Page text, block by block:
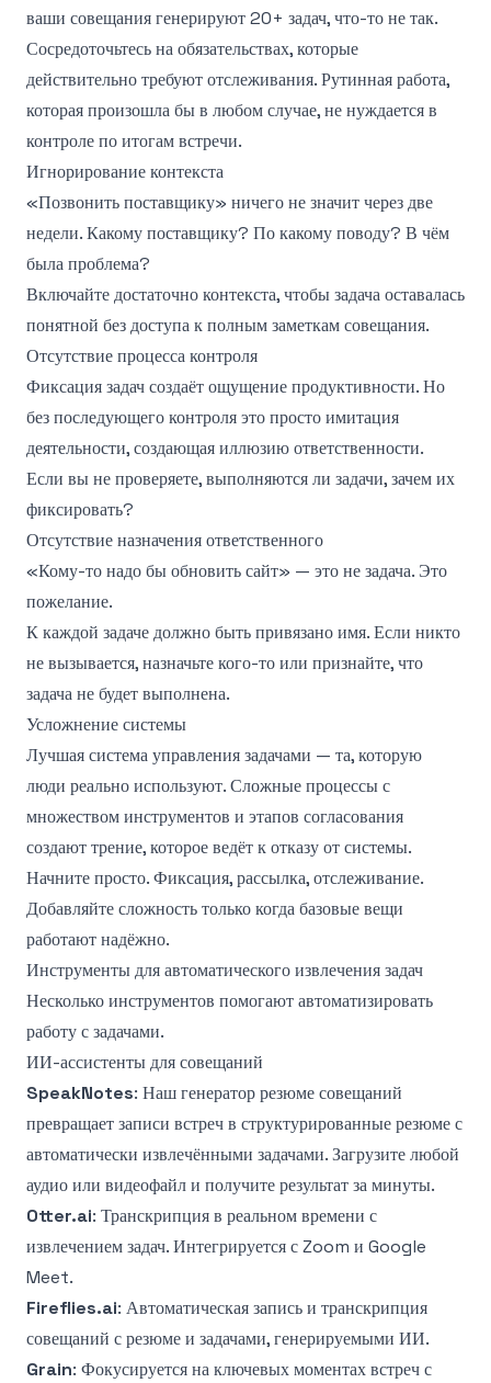
ваши совещания генерируют 20+ задач, что-то не так.
Сосредоточьтесь на обязательствах, которые
действительно требуют отслеживания. Рутинная работа,
которая произошла бы в любом случае, не нуждается в
контроле по итогам встречи.
Игнорирование контекста
«Позвонить поставщику» ничего не значит через две
недели. Какому поставщику? По какому поводу? В чём
была проблема?
Включайте достаточно контекста, чтобы задача оставалась
понятной без доступа к полным заметкам совещания.
Отсутствие процесса контроля
Фиксация задач создаёт ощущение продуктивности. Но
без последующего контроля это просто имитация
деятельности, создающая иллюзию ответственности.
Если вы не проверяете, выполняются ли задачи, зачем их
фиксировать?
Отсутствие назначения ответственного
«Кому-то надо бы обновить сайт» — это не задача. Это
пожелание.
К каждой задаче должно быть привязано имя. Если никто
не вызывается, назначьте кого-то или признайте, что
задача не будет выполнена.
Усложнение системы
Лучшая система управления задачами — та, которую
люди реально используют. Сложные процессы с
множеством инструментов и этапов согласования
создают трение, которое ведёт к отказу от системы.
Начните просто. Фиксация, рассылка, отслеживание.
Добавляйте сложность только когда базовые вещи
работают надёжно.
Инструменты для автоматического извлечения задач
Несколько инструментов помогают автоматизировать
работу с задачами.
ИИ-ассистенты для совещаний
SpeakNotes: Нашгенератор резюме совещаний
превращает записи встреч в структурированные резюме с
автоматически извлечёнными задачами. Загрузите любой
аудио или видеофайл и получите результат за минуты.
Otter.ai: Транскрипция в реальном времени с
извлечением задач. Интегрируется с Zoom и Google
Meet.
Fireflies.ai: Автоматическая запись и транскрипция
совещаний с резюме и задачами, генерируемыми ИИ.
Grain: Фокусируется на ключевых моментах встреч с